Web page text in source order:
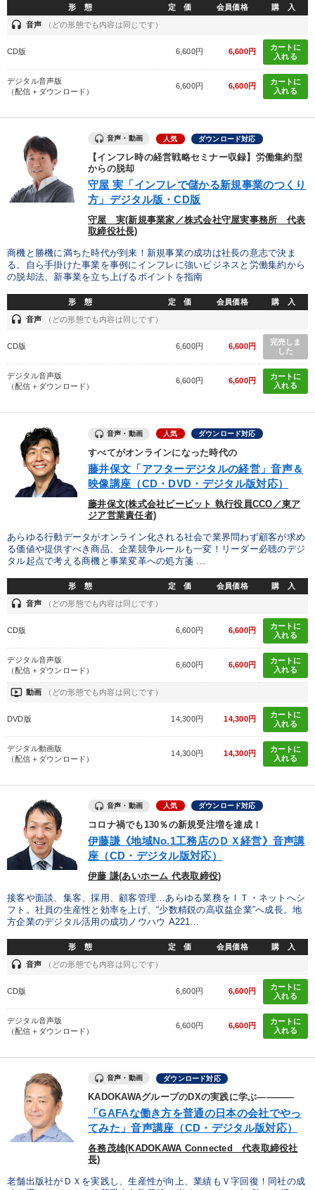
形 態 定 価 会員価格 購 入
headset 音声 （どの形態でも内容は同じです）
CD版 6,600円 6,600円
カートに
入れる
デジタル音声版
（配信＋ダウンロード）
6,600円 6,600円
カートに
入れる
音声・動画 人気 ダウンロード対応
【インフレ時の経営戦略セミナー収録】労働集約型
からの脱却
守屋 実「インフレで儲かる新規事業のつくり
方」デジタル版・CD版
守屋 実(新規事業家／株式会社守屋実事務所 代表
取締役社長)
商機と勝機に満ちた時代が到来！新規事業の成功は社長の意志で決ま
る。自ら手掛けた事業を事例にインフレに強いビジネスと労働集約から
の脱却法、新事業を立ち上げるポイントを指南
形 態 定 価 会員価格 購 入
headset 音声 （どの形態でも内容は同じです）
CD版 6,600円 6,600円
完売しま
した
デジタル音声版
（配信＋ダウンロード）
6,600円 6,600円
カートに
入れる
音声・動画 人気 ダウンロード対応
すべてがオンラインになった時代の
藤井保文「アフターデジタルの経営」音声＆
映像講座（CD・DVD・デジタル版対応）
藤井保文(株式会社ビービット 執行役員CCO／東ア
ジア営業責任者)
あらゆる行動データがオンライン化される社会で業界問わず顧客が求め
る価値や提供すべき商品、企業競争ルールも一変！リーダー必聴のデジ
タル起点で考える商機と事業変革への処方箋 ...
形 態 定 価 会員価格 購 入
headset 音声 （どの形態でも内容は同じです）
CD版 6,600円 6,600円
カートに
入れる
デジタル音声版
（配信＋ダウンロード）
6,600円 6,600円
カートに
入れる
ondemand_video 動画 （どの形態でも内容は同じです）
DVD版 14,300円 14,300円
カートに
入れる
デジタル動画版
（配信＋ダウンロード）
14,300円 14,300円
カートに
入れる
音声・動画 人気 ダウンロード対応
コロナ禍でも130％の新規受注増を達成！
伊藤謙《地域No.1工務店のＤＸ経営》音声講
座（CD・デジタル版対応）
伊藤 謙(あいホーム 代表取締役)
接客や面談、集客、採用、顧客管理…あらゆる業務をＩＴ・ネットへシ
フト。社員の生産性と効率を上げ、“少数精鋭の高収益企業”へ成長。地
方企業のデジタル活用の成功ノウハウ A221...
形 態 定 価 会員価格 購 入
headset 音声 （どの形態でも内容は同じです）
CD版 6,600円 6,600円
カートに
入れる
デジタル音声版
（配信＋ダウンロード）
6,600円 6,600円
カートに
入れる
音声・動画 ダウンロード対応
KADOKAWAグループのDXの実践に学ぶ――――
「GAFAな働き方を普通の日本の会社でやっ
てみた」音声講座（CD・デジタル版対応）
各務茂雄(KADOKAWA Connected 代表取締役社
長)
老舗出版社がＤＸを実践し、生産性が向上、業績もＶ字回復！同社の成